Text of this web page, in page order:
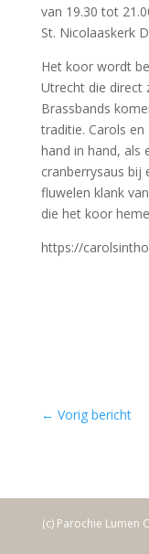
van 19.30 tot
St. Nicolaaskerk
Het koor wordt
Utrecht die direct
Brassbands
traditie. Carols
hand in hand, als
cranberrysaus bij
fluwelen klank
die het koor
https://
← Vorig bericht
(c) Parochie Lumen